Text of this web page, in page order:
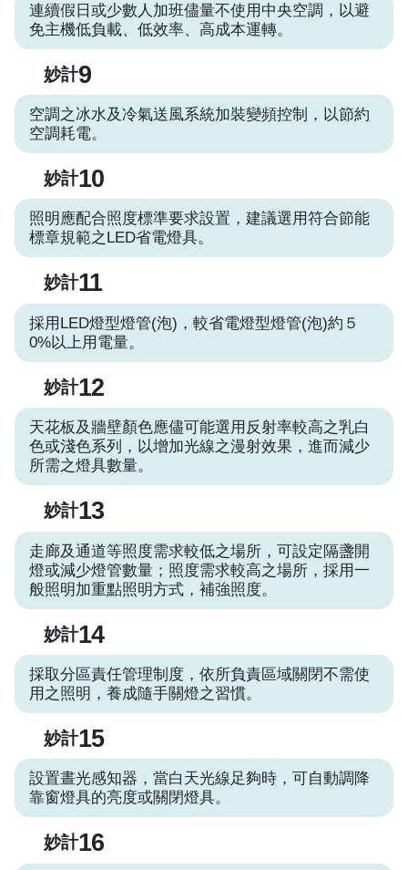
連續假日或少數人加班儘量不使用中央空調，以避
免主機低負載、低效率、高成本運轉。
妙計9
空調之冰水及冷氣送風系統加裝變頻控制，以節約
空調耗電。
妙計10
照明應配合照度標準要求設置，建議選用符合節能
標章規範之LED省電燈具。
妙計11
採用LED燈型燈管(泡)，較省電燈型燈管(泡)約５
0%以上用電量。
妙計12
天花板及牆壁顏色應儘可能選用反射率較高之乳白
色或淺色系列，以增加光線之漫射效果，進而減少
所需之燈具數量。
妙計13
走廊及通道等照度需求較低之場所，可設定隔盞開
燈或減少燈管數量；照度需求較高之場所，採用一
般照明加重點照明方式，補強照度。
妙計14
採取分區責任管理制度，依所負責區域關閉不需使
用之照明，養成隨手關燈之習慣。
妙計15
設置晝光感知器，當白天光線足夠時，可自動調降
靠窗燈具的亮度或關閉燈具。
妙計16